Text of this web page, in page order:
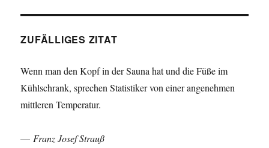
ZUFÄLLIGES ZITAT
Wenn man den Kopf in der Sauna hat und die Füße im
Kühlschrank, sprechen Statistiker von einer angenehmen
mittleren Temperatur.
— Franz Josef Strauß